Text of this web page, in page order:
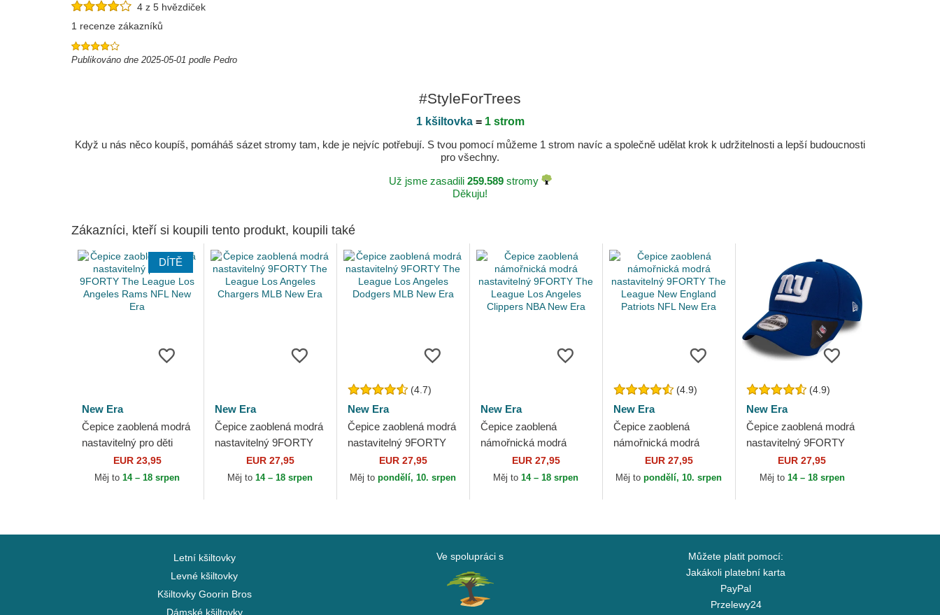
4 z 5 hvězdiček
1 recenze zákazníků
Publikováno dne 2025-05-01 podle Pedro
#StyleForTrees
1 kšiltovka= 1 strom
Když u nás něco koupíš, pomáháš sázet stromy tam, kde je nejvíc potřebují. S tvou pomocí můžeme 1 strom navíc a společně udělat krok k udržitelnosti a lepší budoucnosti
pro všechny.
Už jsme zasadili 259.589stromy
Děkuju!
Zákazníci, kteří si koupili tento produkt, koupili také
DÍTĚ
New Era
Čepice zaoblená modrá
nastavitelný pro děti
9FORTY The League
Los Angeles Rams NFL
EUR 23,95
Měj to14 – 18 srpen
New Era
Čepice zaoblená modrá
nastavitelný 9FORTY
The League Los
Angeles Chargers MLB
EUR 27,95
Měj to14 – 18 srpen
(4.7)
New Era
Čepice zaoblená modrá
nastavitelný 9FORTY
The League Los
Angeles Dodgers MLB
EUR 27,95
Měj topondělí, 10. srpen
New Era
Čepice zaoblená
námořnická modrá
nastavitelný 9FORTY
The League Los
EUR 27,95
Měj to14 – 18 srpen
(4.9)
New Era
Čepice zaoblená
námořnická modrá
nastavitelný 9FORTY
The League New
EUR 27,95
Měj topondělí, 10. srpen
(4.9)
New Era
Čepice zaoblená modrá
nastavitelný 9FORTY
The League New York
Giants NFL New Era
EUR 27,95
Měj to 14 – 18 srpen
Letní kšiltovky
Levné kšiltovky
Kšiltovky Goorin Bros
Dámské kšiltovky
Ve spolupráci s
Můžete platit pomocí:
Jakákoli platební karta
PayPal
Przelewy24